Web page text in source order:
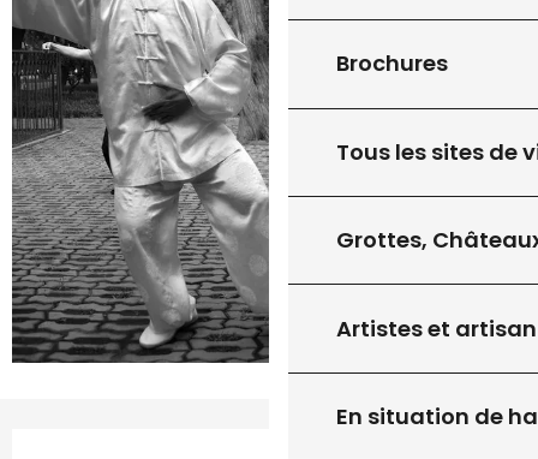
Brochures
Tous les sites de
Grottes,
Artistes et
En situation de